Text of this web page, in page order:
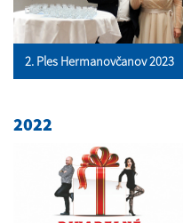
2. Ples Hermanovčanov 2023
2022